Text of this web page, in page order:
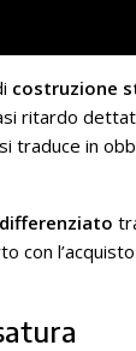
costruzione
ritardo
traduce in
con